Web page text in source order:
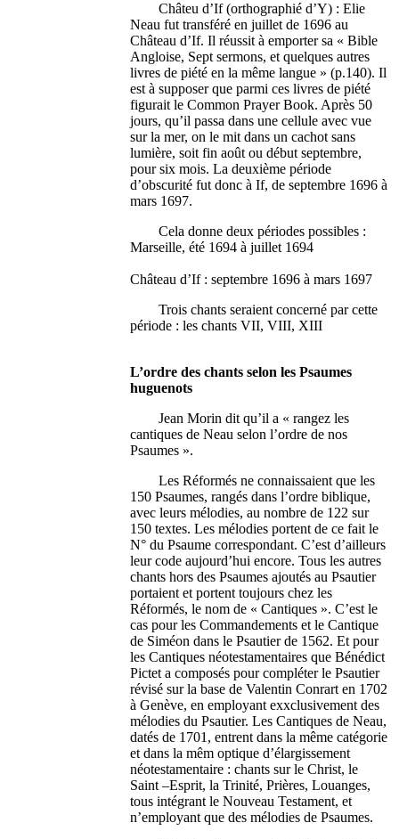
Châteu d’If (orthographié d’Y) : Elie
Neau fut transféré en juillet de 1696 au
Château d’If. Il réussit à emporter sa « Bible
Angloise, Sept sermons, et quelques autres
livres de piété en la même langue » (p.140). Il
est à supposer que parmi ces livres de piété
figurait le Common Prayer Book. Après 50
jours, qu’il passa dans une cellule avec vue
sur la mer, on le mit dans un cachot sans
lumière, soit fin août ou début septembre,
pour six mois. La deuxième période
d’obscurité fut donc à If, de septembre 1696 à
mars 1697.
Cela donne deux périodes possibles :
Marseille, été 1694 à juillet 1694
Château d’If : septembre 1696 à mars 1697
Trois chants seraient concerné par cette
période : les chants VII, VIII, XIII
L’ordre des chants selon les Psaumes
huguenots
Jean Morin dit qu’il a « rangez les
cantiques de Neau selon l’ordre de nos
Psaumes ».
Les Réformés ne connaissaient que les
150 Psaumes, rangés dans l’ordre biblique,
avec leurs mélodies, au nombre de 122 sur
150 textes. Les mélodies portent de ce fait le
N° du Psaume correspondant. C’est d’ailleurs
leur code aujourd’hui encore. Tous les autres
chants hors des Psaumes ajoutés au Psautier
portaient et portent toujours chez les
Réformés, le nom de « Cantiques ». C’est le
cas pour les Commandements et le Cantique
de Siméon dans le Psautier de 1562. Et pour
les Cantiques néotestamentaires que Bénédict
Pictet a composés pour compléter le Psautier
révisé sur la base de Valentin Conrart en 1702
à Genève, en employant exxclusivement des
mélodies du Psautier. Les Cantiques de Neau,
datés de 1701, entrent dans la même catégorie
et dans la mêm optique d’élargissement
néotestamentaire : chants sur le Christ, le
Saint –Esprit, la Trinité, Prières, Louanges,
tous intégrant le Nouveau Testament, et
n’employant que des mélodies de Psaumes.